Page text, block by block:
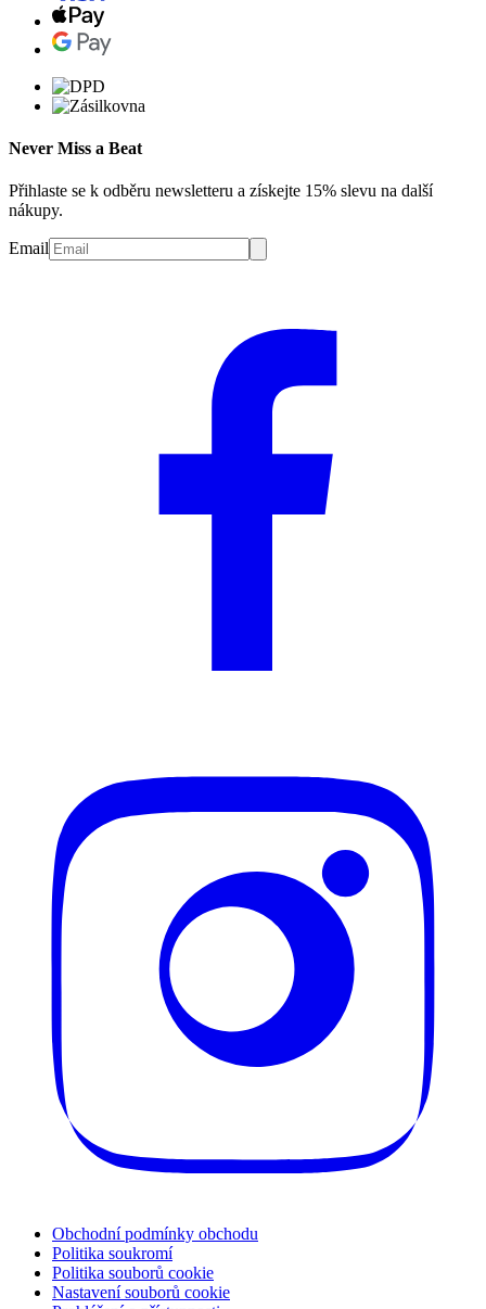
Never Miss a Beat
Přihlaste se k odběru newsletteru a získejte 15% slevu na další
nákupy.
Email
Obchodní podmínky obchodu
Politika soukromí
Politika souborů cookie
Nastavení souborů cookie